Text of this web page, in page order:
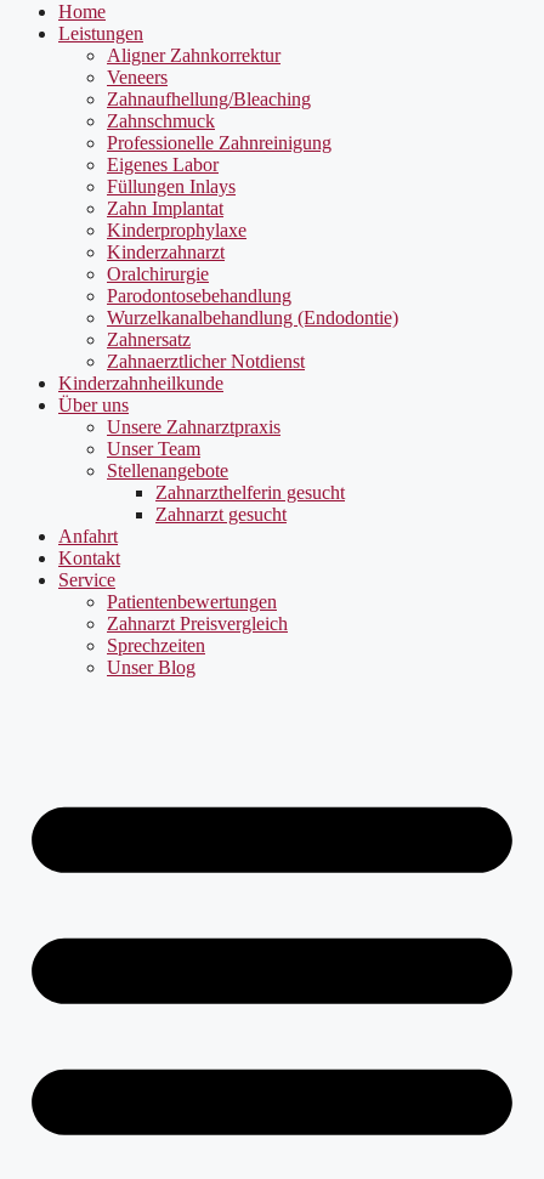
Home
Leistungen
Aligner Zahnkorrektur
Veneers
Zahnaufhellung/Bleaching
Zahnschmuck
Professionelle Zahnreinigung
Eigenes Labor
Füllungen Inlays
Zahn Implantat
Kinderprophylaxe
Kinderzahnarzt
Oralchirurgie
Parodontosebehandlung
Wurzelkanalbehandlung (Endodontie)
Zahnersatz
Zahnaerztlicher Notdienst
Kinderzahnheilkunde
Über uns
Unsere Zahnarztpraxis
Unser Team
Stellenangebote
Zahnarzthelferin gesucht
Zahnarzt gesucht
Anfahrt
Kontakt
Service
Patientenbewertungen
Zahnarzt Preisvergleich
Sprechzeiten
Unser Blog